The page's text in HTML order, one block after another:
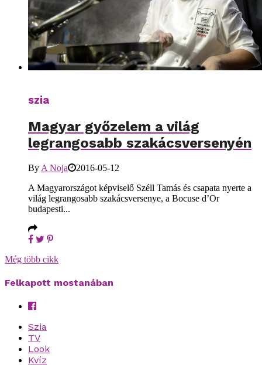
szia
Magyar győzelem a világ
legrangosabb szakácsversenyén
By A Noja
2016-05-12
A Magyarországot képviselő Széll Tamás és csapata nyerte a
világ legrangosabb szakácsversenye, a Bocuse d’Or
budapesti...
Még több cikk
Felkapott mostanában
Szia
TV
Look
Kvíz